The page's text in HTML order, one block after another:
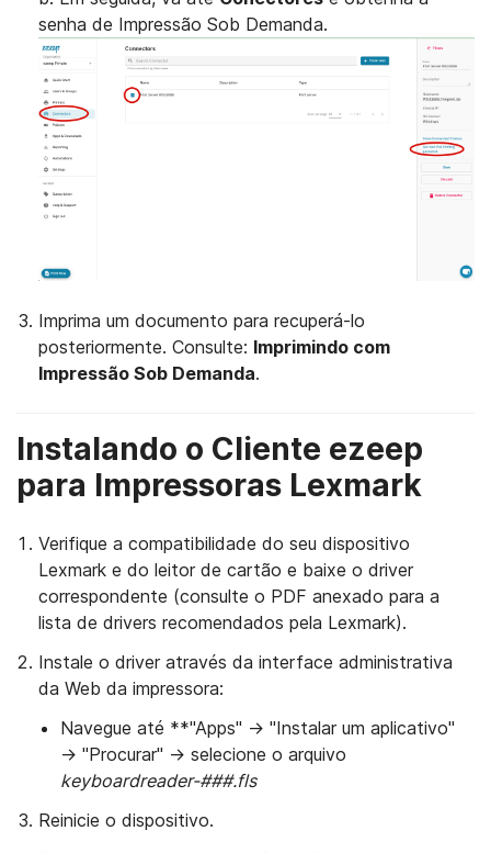
senha de Impressão Sob Demanda.
Imprima um documento para recuperá-lo
posteriormente. Consulte: Imprimindo com
Impressão Sob Demanda.
Instalando o Cliente ezeep
para Impressoras Lexmark
Verifique a compatibilidade do seu dispositivo
Lexmark e do leitor de cartão e baixe o driver
correspondente (consulte o PDF anexado para a
lista de drivers recomendados pela Lexmark).
Instale o driver através da interface administrativa
da Web da impressora:
Navegue até **"Apps" → "Instalar um aplicativo"
→ "Procurar" → selecione o arquivo
keyboardreader-###.fls
Reinicie o dispositivo.